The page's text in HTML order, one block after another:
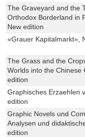
The Graveyard and the
Orthodox Borderland in
New edition
«Grauer Kapitalmarkt»,
The Grass and the
Worlds into the Chinese
edition
Graphisches Erzaehlen
edition
Graphic Novels und
Analysen und
edition